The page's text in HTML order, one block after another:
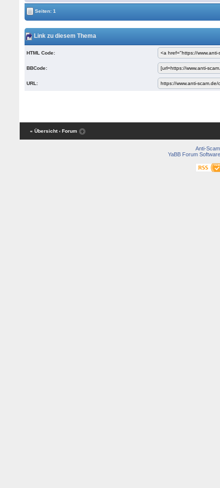
Seiten: 1
Link zu diesem Thema
HTML Code:
BBCode:
URL:
« Übersicht ‹ Forum
Anti-Scam
YaBB Forum Software